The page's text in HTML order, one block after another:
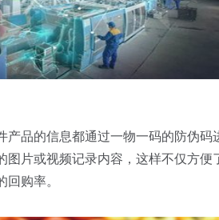
产品的信息都通过一物一码的防伪
图片或视频记录内容，这样不仅方
购率。